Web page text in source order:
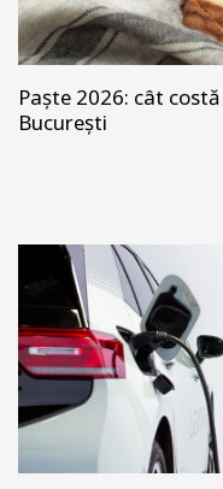
Paște 2026: cât
București